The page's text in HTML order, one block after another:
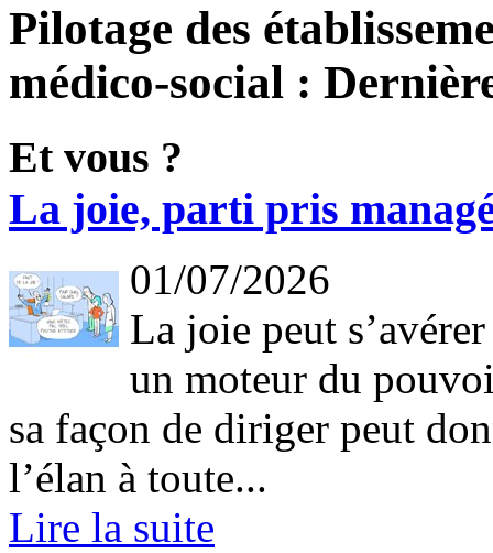
Pilotage des
médico-social :
Et vous ?
La joie, parti pris
01/07/2026
La joie peut
un moteur du
sa façon de diriger peut
l’élan à toute...
Lire la suite